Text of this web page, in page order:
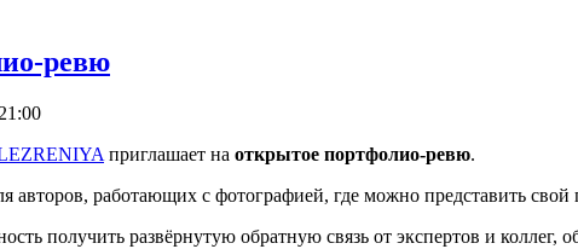
ревю
приглашает на открытое портфолио-ревю.
авторов, работающих с фотографией, где можно представить
получить развёрнутую обратную связь от экспертов и